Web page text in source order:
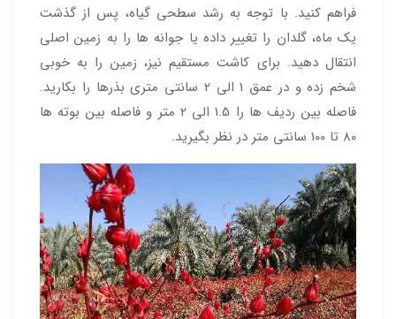
فراهم کنید. با توجه به رشد سطحی گیاه، پس از گذشت
یک ماه، گلدان را تغییر داده یا جوانه ها را به زمین اصلی
انتقال دهید. برای کاشت مستقیم نیز، زمین را به خوبی
شخم زده و در عمق 1 الی 2 سانتی متری بذرها را بکارید.
فاصله بین ردیف ها را 1.5 الی 2 متر و فاصله بین بوته ها
80 تا 100 سانتی متر در نظر بگیرید.